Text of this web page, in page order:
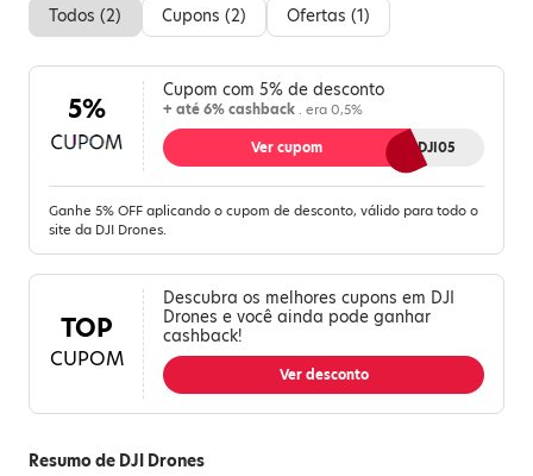
Todos (2) Cupons (2) Ofertas (1)
5%
Cupom com 5% de desconto
+ até 6% cashback . era 0,5%
DJI05
Ver cupom
Ganhe 5% OFF aplicando o cupom de desconto, válido para todo o
site da DJI Drones.
TOP
CUPOM
Descubra os melhores cupons em DJI
Drones e você ainda pode ganhar
cashback!
Ver desconto
Resumo de DJI Drones